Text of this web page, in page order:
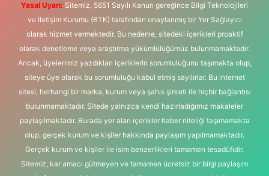
Yasal Uyarı: Sitemiz, 5651 Sayılı Kanun gereğince Bilgi Teknolojileri
ve İletişim Kurumu (BTK) tarafından onaylanmış bir Yer Sağlayıcı
olarak hizmet vermektedir. Bu nedenle, sitedeki içerikleri proaktif
olarak denetleme veya araştırma yükümlülüğümüz bulunmamaktadır.
Ancak, üyelerimiz yazdıkları içeriklerin sorumluluğunu taşımakta olup,
siteye üye olarak bu sorumluluğu kabul etmiş sayılırlar. Bu internet
sitesi, herhangi bir marka, kurum veya şahıs şirketi ile hiçbir bağlantısı
bulunmamaktadır. Sitede yalnızca kendi hazırladığımız makaleler
paylaşılmaktadır. Burada yer alan içerikler haber niteliği taşımamakta
olup, gerçek kurum ve kişiler hakkında paylaşım yapılmamaktadır.
Gerçek kurum ve kişiler ile isim benzerlikleri tamamen tesadüfidir.
Sitemiz, kar amacı gütmeyen ve tamamen ücretsiz bir bilgi paylaşım